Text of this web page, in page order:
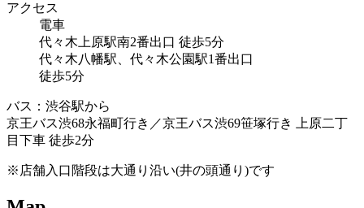
アクセス
電車
代々木上原駅南2番出口 徒歩5分
代々木八幡駅、代々木公園駅1番出口
徒歩5分
バス：渋谷駅から
京王バス渋68永福町行き／京王バス渋69笹塚行き 上原二丁
目下車 徒歩2分
※店舗入口階段は大通り沿い(井の頭通り)です